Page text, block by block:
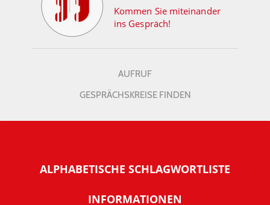
Kommen Sie miteinander
ins Gespräch!
AUFRUF
GESPRÄCHSKREISE FINDEN
ALPHABETISCHE SCHLAGWORTLISTE
INFORMATIONEN